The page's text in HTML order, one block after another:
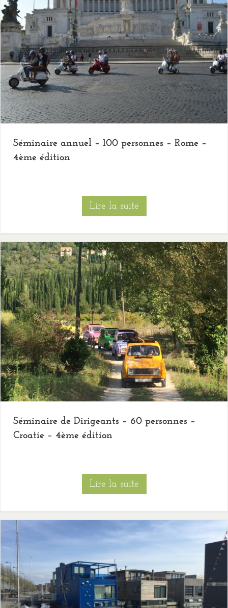
Séminaire annuel – 100 personnes – Rome –
4ème édition
Lire la suite
Séminaire de Dirigeants – 60 personnes –
Croatie – 4ème édition
Lire la suite